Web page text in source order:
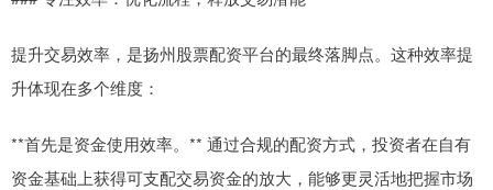
提升交易效率，是扬州股票配资平台的最终落脚点。这种效率提
升体现在多个维度：
**首先是资金使用效率。** 通过合规的配资方式，投资者在自有
资金基础上获得可支配交易资金的放大，能够更灵活地把握市场